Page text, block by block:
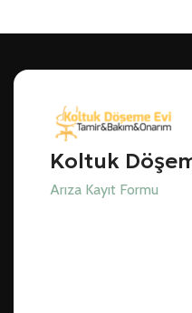
Koltuk
Arıza Kayıt Formu